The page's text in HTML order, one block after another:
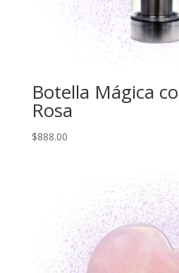
Botella Mágica
Rosa
$888.00